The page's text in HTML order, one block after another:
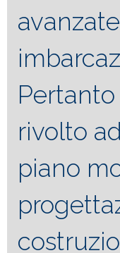
Pertanto
rivolto
piano